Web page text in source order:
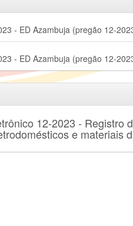
- ED Azambuja (pregão 12-
- ED Azambuja (pregão 12-
12-2023 - Registro
e materiais